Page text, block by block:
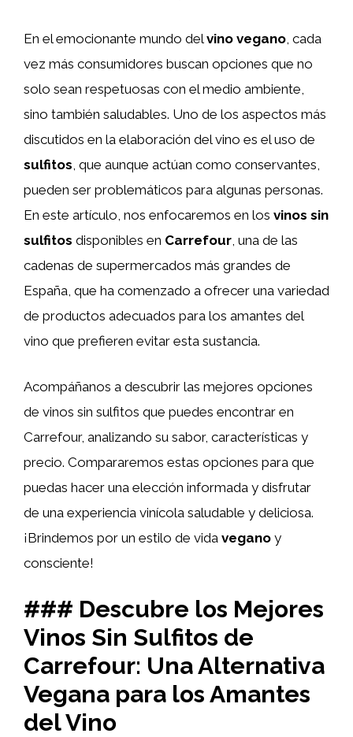
En el emocionante mundo delvino vegano, cada
vez más consumidores buscan opciones que no
solo sean respetuosas con el medio ambiente,
sino también saludables. Uno de los aspectos más
discutidos en la elaboración del vino es el uso de
sulfitos, que aunque actúan como conservantes,
pueden ser problemáticos para algunas personas.
En este artículo, nos enfocaremos en los vinos sin
sulfitos disponibles en Carrefour, una de las
cadenas de supermercados más grandes de
España, que ha comenzado a ofrecer una variedad
de productos adecuados para los amantes del
vino que prefieren evitar esta sustancia.
Acompáñanos a descubrir las mejores opciones
de vinos sin sulfitos que puedes encontrar en
Carrefour, analizando su sabor, características y
precio. Compararemos estas opciones para que
puedas hacer una elección informada y disfrutar
de una experiencia vinícola saludable y deliciosa.
¡Brindemos por un estilo de vida vegano y
consciente!
### Descubre los Mejores
Vinos Sin Sulfitos de
Carrefour: Una Alternativa
Vegana para los Amantes
del Vino